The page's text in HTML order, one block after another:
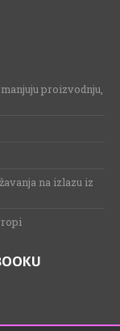
proizvodnju,
na izlazu iz